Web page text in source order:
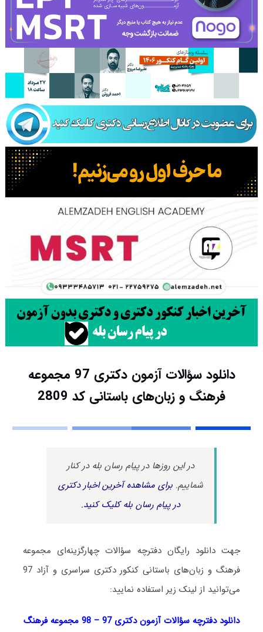
دانلود سؤالات آزمون دکتری 97 مجموعه
فرهنگ و زبان‌های باستانی کد 2809
در این روزها در پیام رسان بله در کنار
شماییم.برای مشاهده آخرین اخبار دکتری
در پیام رسان بله کلیک کنید.
جهت دانلود رایگان دفترچه سؤالات چهارگزینه‌ای مجموعه
فرهنگ و زبان‌های باستانی کنکور دکتری سراسری و آزاد 97
می‌توانید از لینک زیر استفاده نمایید:
دانلود دفترچه سؤالات آزمون دکتری 97 – 98 مجموعه فرهنگ